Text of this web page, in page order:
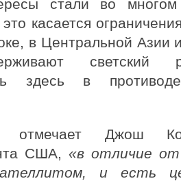
стали во
касается
в Центральной Азии
здесь в
отмечает Джош
США, «в отличие
и есть